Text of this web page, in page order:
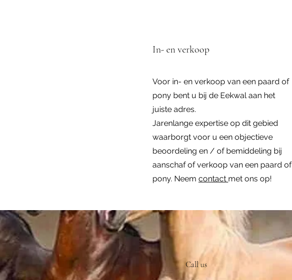
In- en verkoop
Voor in- en verkoop van een paard of
pony bent u bij de Eekwal aan het
juiste adres.
Jarenlange expertise op dit gebied
waarborgt voor u een objectieve
beoordeling en / of bemiddeling bij
aanschaf of verkoop van een paard of
pony. Neem contact met ons op!
Call us